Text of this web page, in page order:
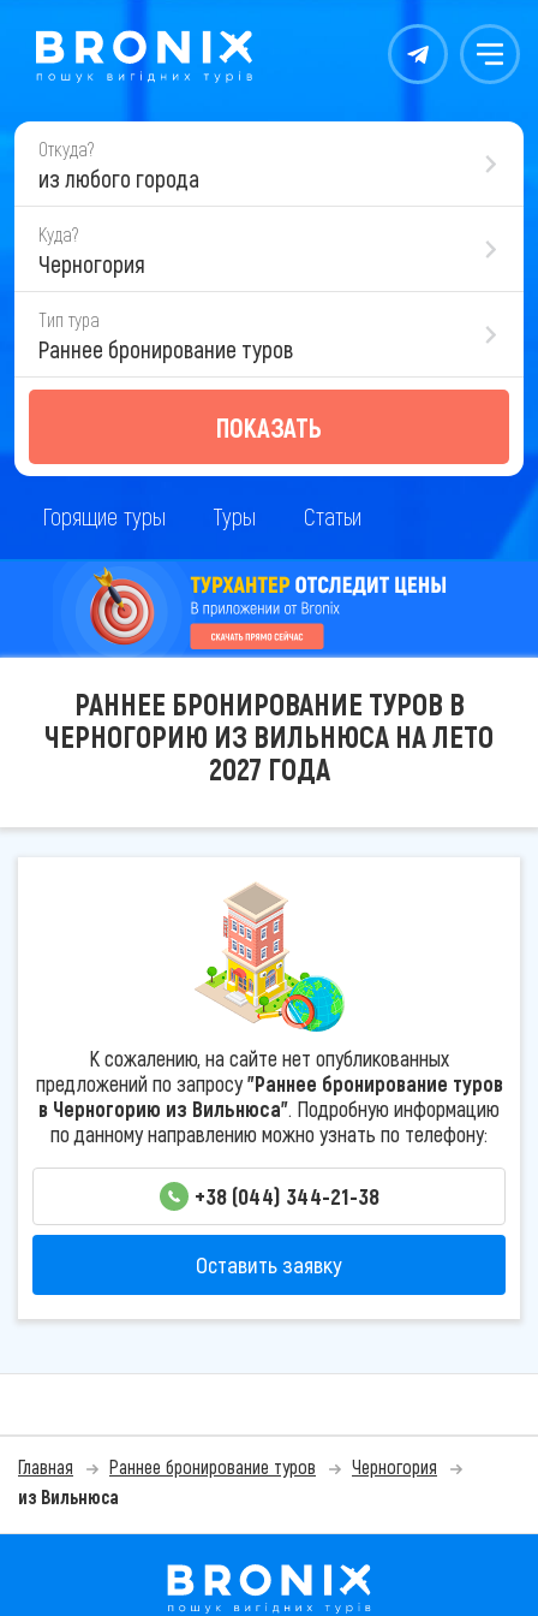
Контакты Меню
Откуда?
из любого города
Куда?
Черногория
Тип тура
Раннее бронирование туров
ПОКАЗАТЬ
Горящие туры Туры Статьи
РАННЕЕ БРОНИРОВАНИЕ ТУРОВ В
ЧЕРНОГОРИЮ ИЗ ВИЛЬНЮСА НА ЛЕТО
2027 ГОДА
К сожалению, на сайте нет опубликованных
предложений по запросу"Раннее бронирование туров
в Черногорию из Вильнюса". Подробную информацию
по данному направлению можно узнать по телефону:
+38 (044) 344-21-38
Оставить заявку
Главная Раннее бронирование туров
Черногория
из Вильнюса